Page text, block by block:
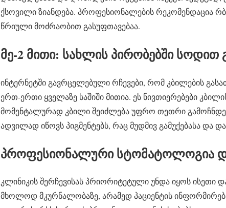
ქსოვილი ზიანდება. პროფესიონალების რეკომენდაცია
წრიული მოძრაობით გასუფთავებაა.
მე-2 მითი: სახლის პირობებში
ინტერნეტში გავრცელებული რჩევები, რომ კბილების
ერთ-ერთი ყველაზე საშიში მითია. ეს ნივთიერებები
მომენტალურად კბილი შეიძლება უფრო თეთრი
ადვილად იწოვს პიგმენტებს, რაც მუდმივ გამუქებასა და
პროფესიონალური სტომატოლოგია
კლინიკის შერჩევისას პრიორიტეტული უნდა იყოს
მხოლოდ მკურნალობაზე, არამედ პაციენტის